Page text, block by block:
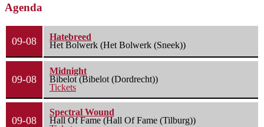
Agenda
09-08
Hatebreed
Het Bolwerk (Het Bolwerk (Sneek))
09-08
Midnight
Bibelot (Bibelot (Dordrecht))
Tickets
09-08
Spectral Wound
Hall Of Fame (Hall Of Fame (Tilburg))